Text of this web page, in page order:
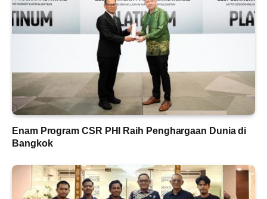
Enam Program CSR PHI Raih Penghargaan Dunia di
Bangkok